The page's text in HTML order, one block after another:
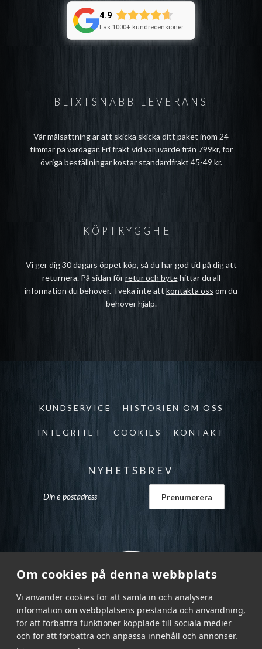
Om cookies på denna webbplats
Vi använder cookies för att samla in och analysera
information om webbplatsens prestanda och användning,
för att förbättra funktioner kopplade till sociala medier
och för att förbättra och anpassa innehåll och annonser.
BLIXTSNABB LEVERANS
Vår målsättning är att skicka skicka ditt paket inom 24
timmar på vardagar. Fri frakt vid varuvärde från 799kr, för
övriga beställningar kostar standardfrakt 45-49 kr.
4.9
Läs 1000+ kundrecensioner
KÖPTRYGGHET
Vi ger dig 30 dagars öppet köp, så du har god tid på dig att
returnera. På sidan förretur och bytehittar du all
information du behöver. Tveka inte att kontakta oss om du
behöver hjälp.
KUNDSERVICE HISTORIEN OM OSS
INTEGRITET COOKIES KONTAKT
NYHETSBREV